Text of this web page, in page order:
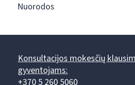
Nuorodos
Konsultacijos mokesčių
gyventojams:
+370 5 260 5060